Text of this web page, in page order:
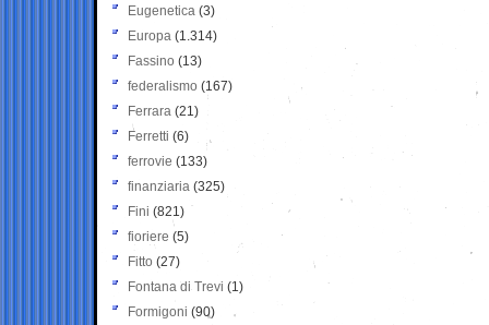
Eugenetica (3)
Europa (1.314)
Fassino (13)
federalismo (167)
Ferrara (21)
Ferretti (6)
ferrovie (133)
finanziaria (325)
Fini (821)
fioriere (5)
Fitto (27)
Fontana di Trevi (1)
Formigoni (90)